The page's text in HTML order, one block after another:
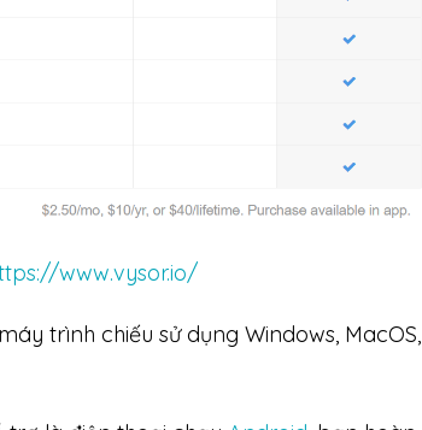
www.vysor.io/
trình chiếu sử dụng Windows, MacOS,